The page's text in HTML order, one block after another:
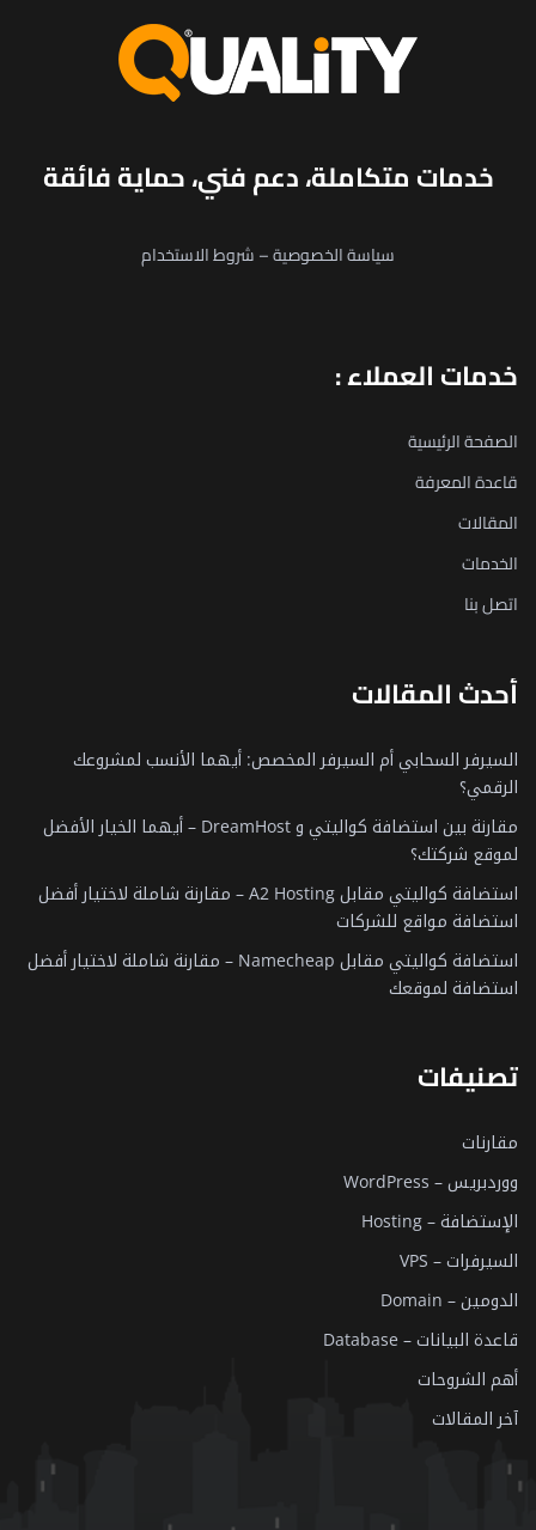
خدمات متكاملة، دعم فني، حماية فائقة
سياسة الخصوصية–شروط الاستخدام
خدمات العملاء :
الصفحة الرئيسية
قاعدة المعرفة
المقالات
الخدمات
اتصل بنا
أحدث المقالات
السيرفر السحابي أم السيرفر المخصص: أيهما الأنسب لمشروعك
الرقمي؟
مقارنة بين استضافة كواليتي و DreamHost – أيهما الخيار الأفضل
لموقع شركتك؟
استضافة كواليتي مقابل A2 Hosting – مقارنة شاملة لاختيار أفضل
استضافة مواقع للشركات
استضافة كواليتي مقابل Namecheap – مقارنة شاملة لاختيار أفضل
استضافة لموقعك
تصنيفات
مقارنات
ووردبريس – WordPress
الإستضافة – Hosting
السيرفرات – VPS
الدومين – Domain
قاعدة البيانات – Database
أهم الشروحات
آخر المقالات